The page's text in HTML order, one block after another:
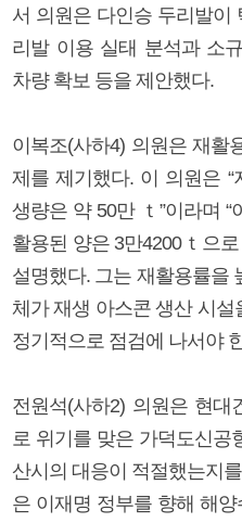
서 의원은 다인승 두리발이
리발 이용 실태 분석과 소
차량 확보 등을 제안했다.
이복조(사하4) 의원은 재활
제를 제기했다. 이 의원은
생량은 약 50만 ｔ”이라며
활용된 양은 3만4200ｔ으
설명했다. 그는 재활용률을
체가 재생 아스콘 생산 시
정기적으로 점검에 나서야
전원석(사하2) 의원은 현대
로 위기를 맞은 가덕도신공
산시의 대응이 적절했는지
은 이재명 정부를 향해 해